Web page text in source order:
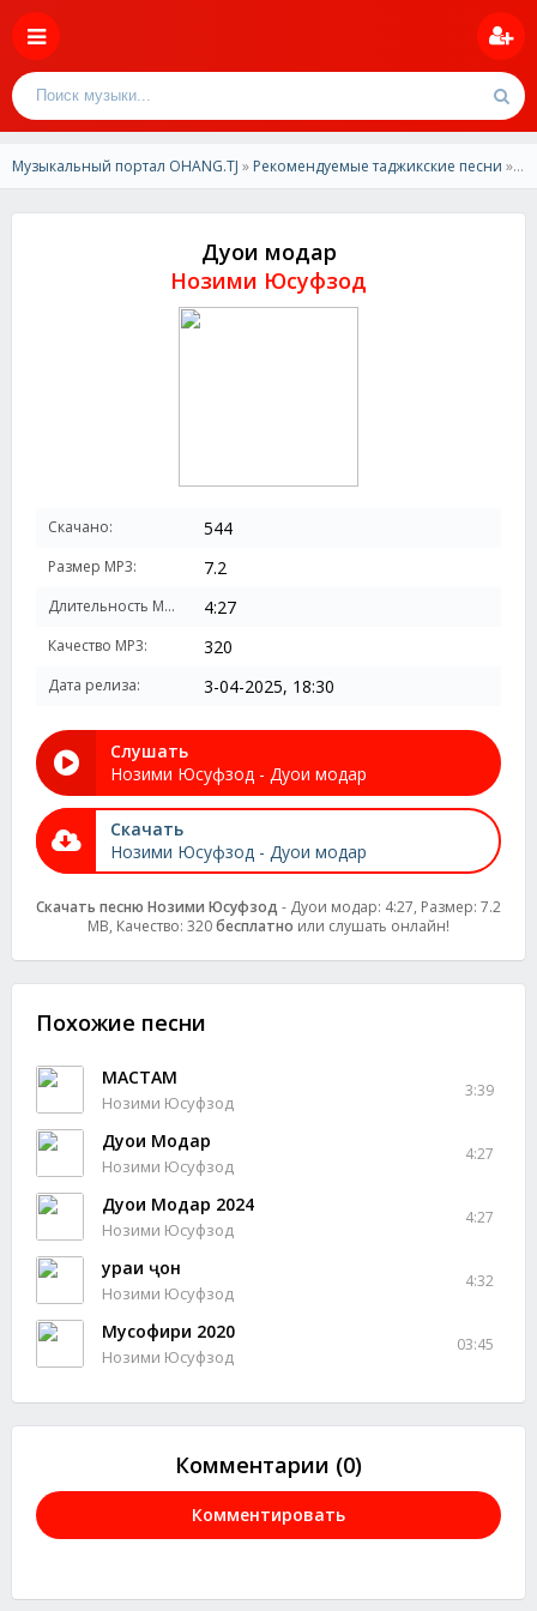
Музыкальный портал OHANG.TJ » Рекомендуемые таджикские песни » Нозими Юсуфзод - Дуои модар
Дуои модар
Нозими Юсуфзод
Скачано: 544
Размер MP3: 7.2
Длительность MP3: 4:27
Качество MP3: 320
Дата релиза: 3-04-2025, 18:30
Слушать
Нозими Юсуфзод - Дуои модар
Скачать
Нозими Юсуфзод - Дуои модар
Скачать песню Нозими Юсуфзод - Дуои модар: 4:27, Размер: 7.2
MB, Качество: 320бесплатно или слушать онлайн!
Похожие песни
МАСТАМ
Нозими Юсуфзод
3:39
Дуои Модар
Нозими Юсуфзод
4:27
Дуои Модар 2024
Нозими Юсуфзод
4:27
Ҷураи ҷон
Нозими Юсуфзод
4:32
Мусофири 2020
Нозими Юсуфзод
03:45
Комментарии (0)
Комментировать